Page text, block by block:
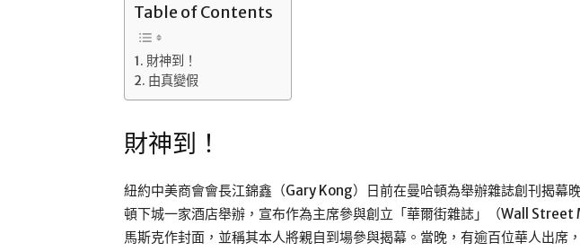
Table of Contents
財神到！
由真變假
財神到！
紐約中美商會會長江錦鑫（Gary Kong）日前在曼哈頓為舉辦雜誌創刊揭幕
頓下城一家酒店舉辦，宣布作為主席參與創立「華爾街雜誌」（Wall
馬斯克作封面，並稱其本人將親自到場參與揭幕。當晚，有逾百位華人出席